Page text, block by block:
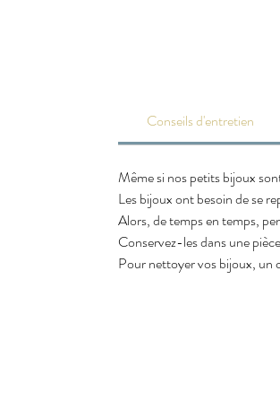
Conseils d'entretien
Même si nos petits bijoux
Les bijoux ont besoin de se
Alors, de temps en temps,
Conservez-les dans une
Pour nettoyer vos bijoux, un